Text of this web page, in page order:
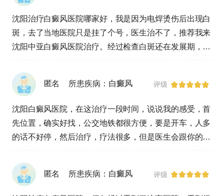
沈阳治疗白癜风医院哪家好，我是因为电焊烫伤后出现白
斑，去了当地医院只是挂了个号，医生治不了，推荐我来
沈阳中亚白癜风医院治疗。经过检查白斑还在发展期，且
帮我讲解了很多，让我心情缓和了很多，现在正在积极的
治疗中。
匿名 所患疾病： 白癜风 评级
沈阳白癜风医院，在这治疗一段时间，说说我的感受，首
先位置，确实好找，公交地铁都很方便，要是开车，人多
的话不好停，然后治疗，疗法很多，但是医生会跟你的具
看医院做哪种治疗的人都有，接着不管是医生还是护士，
都很有耐心，服务是到位了，来治疗六次，没有不愉快的
经历。
匿名 所患疾病： 白癜风 评级